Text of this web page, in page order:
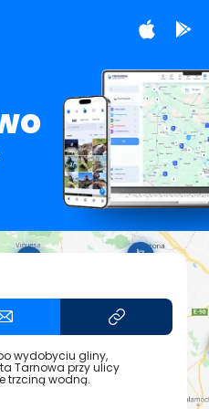
wydobyciu gliny,
Tarnowa przy ulicy
trzciną wodną.